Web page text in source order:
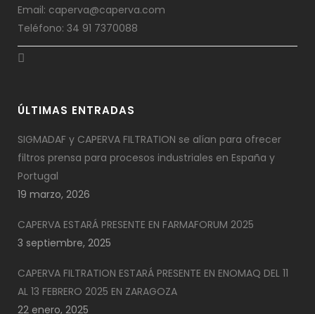
Email: caperva@caperva.com
Teléfono: 34 91 7370088
ÚLTIMAS ENTRADAS
SIGMADAF y CAPERVA FILTRATION se alían para ofrecer
filtros prensa para procesos industriales en España y
Portugal
19 marzo, 2026
CAPERVA ESTARÁ PRESENTE EN FARMAFORUM 2025
3 septiembre, 2025
CAPERVA FILTRATION ESTARÁ PRESENTE EN ENOMAQ DEL 11
AL 13 FEBRERO 2025 EN ZARAGOZA
22 enero, 2025